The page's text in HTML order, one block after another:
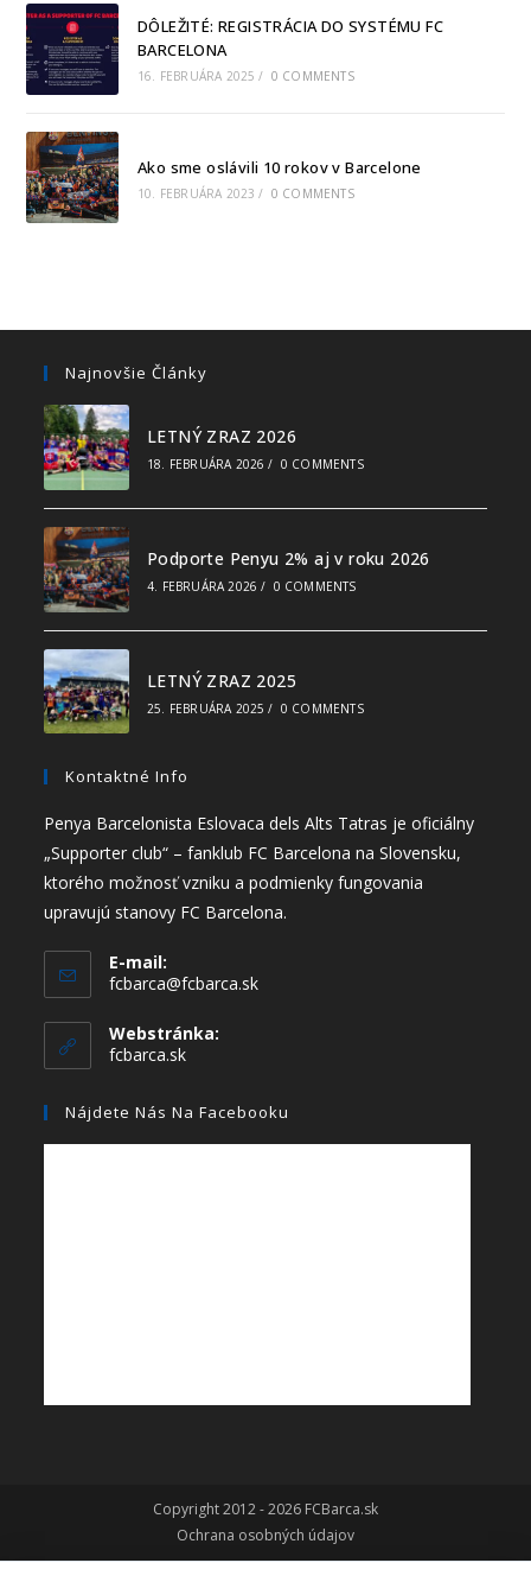
DÔLEŽITÉ: REGISTRÁCIA DO SYSTÉMU FC
BARCELONA
16. FEBRUÁRA 2025 / 0 COMMENTS
Ako sme oslávili 10 rokov v Barcelone
10. FEBRUÁRA 2023 / 0 COMMENTS
Najnovšie Články
LETNÝ ZRAZ 2026
18. FEBRUÁRA 2026 / 0 COMMENTS
Podporte Penyu 2% aj v roku 2026
4. FEBRUÁRA 2026 / 0 COMMENTS
LETNÝ ZRAZ 2025
25. FEBRUÁRA 2025 / 0 COMMENTS
Kontaktné Info
Penya Barcelonista Eslovaca dels Alts Tatras je oficiálny
„Supporter club“ – fanklub FC Barcelona na Slovensku,
ktorého možnosť vzniku a podmienky fungovania
upravujú stanovy FC Barcelona.
E-mail:
fcbarca@fcbarca.sk
Webstránka:
fcbarca.sk
Nájdete Nás Na Facebooku
Copyright 2012 - 2026 FCBarca.sk
Ochrana osobných údajov